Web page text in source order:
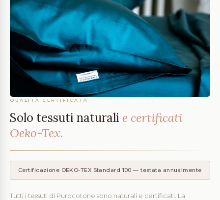
QUALITÀ CERTIFICATA
Solo tessuti naturali e certificati
Oeko-Tex.
Certificazione OEKO-TEX Standard 100 — testata annualmente
Tutti i tessuti di Purocotone sono naturali e certificati. La